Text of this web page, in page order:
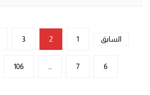
تعدد
المقالات
السابق 1
2
3
6
7
106